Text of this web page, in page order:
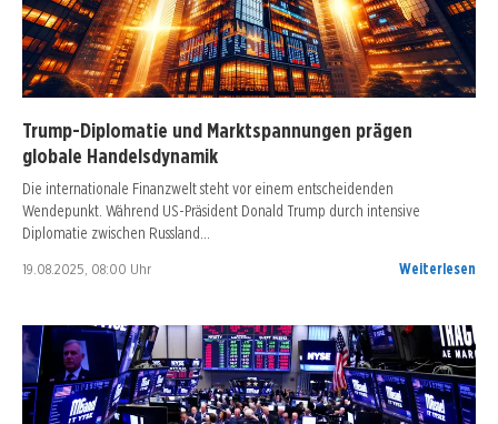
Trump-Diplomatie und Marktspannungen prägen
globale Handelsdynamik
Die internationale Finanzwelt steht vor einem entscheidenden
Wendepunkt. Während US-Präsident Donald Trump durch intensive
Diplomatie zwischen Russland…
19.08.2025, 08:00 Uhr Weiterlesen